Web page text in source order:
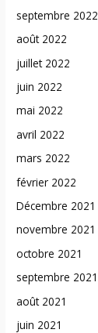
septembre 2022
août 2022
juillet 2022
juin 2022
mai 2022
avril 2022
mars 2022
février 2022
Décembre 2021
novembre 2021
octobre 2021
septembre 2021
août 2021
juin 2021